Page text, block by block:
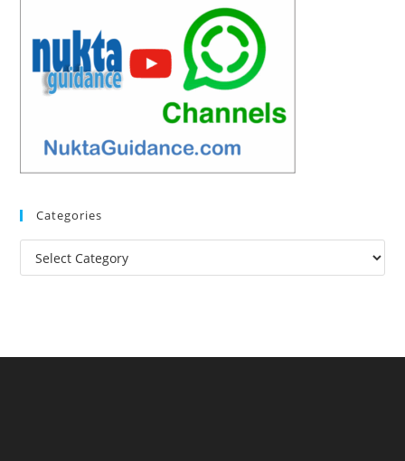
Categories
Categories